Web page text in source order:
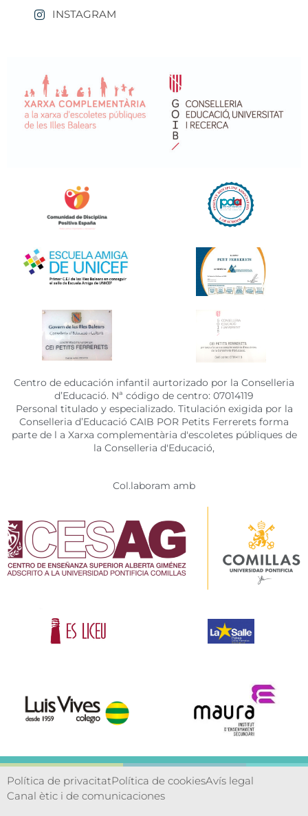
INSTAGRAM
Centro de educación infantil aurtorizado por la Conselleria
d’Educació. Nª código de centro: 07014119
Personal titulado y especializado. Titulación exigida por la
Conselleria d’Educació CAIB POR Petits Ferrerets forma
parte de l a Xarxa complementària d'escoletes públiques de
la Conselleria d'Educació,
Col.laboram amb
Política de privacitatPolítica de cookiesAvís legal
Canal ètic i de comunicaciones